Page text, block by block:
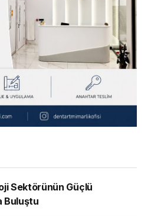
Sektörünün Güçlü
Buluştu